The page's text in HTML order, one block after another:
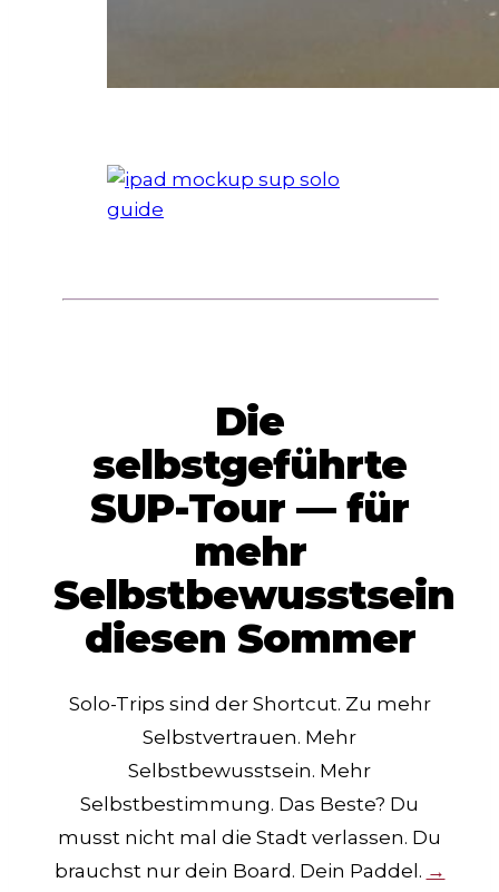
Die
selbstgeführte
SUP-Tour — für
mehr
Selbstbewusstsein
diesen Sommer
Solo-Trips sind der Shortcut. Zu mehr
Selbstvertrauen. Mehr
Selbstbewusstsein. Mehr
Selbstbestimmung. Das Beste? Du
musst nicht mal die Stadt verlassen. Du
brauchst nur dein Board. Dein Paddel. →